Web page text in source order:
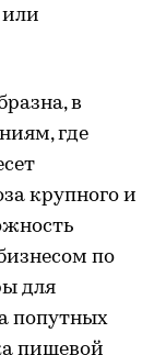
в
где
крупного и
по
для
попутных
пищевой